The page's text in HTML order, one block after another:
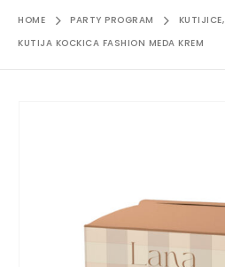
HOME PARTY PROGRAM KUTIJICE,
KUTIJA KOCKICA FASHION MEDA KREM